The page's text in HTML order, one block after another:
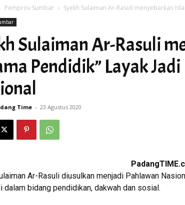
Pemprov Sumbar Syekh Sulaiman Ar-Rasuli menyebarkan
Sulaiman Ar-Rasuli
Pendidik” Layak
Time - 23 Agustus 2020
Ar-Rasuli diusulkan menjadi Pahlawan
dalam bidang pendidikan, dakwah dan sosial.